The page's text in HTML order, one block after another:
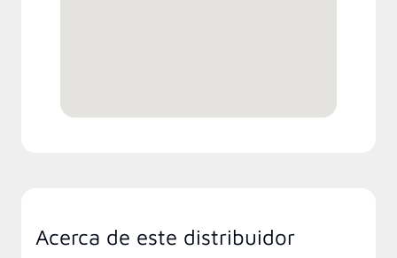
Acerca de este distribuidor